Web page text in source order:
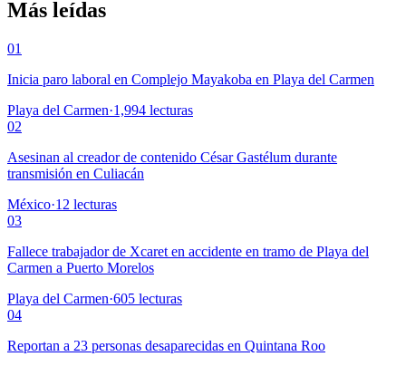
Más leídas
01
Inicia paro laboral en Complejo Mayakoba en Playa del Carmen
Playa del Carmen·1,994 lecturas
02
Asesinan al creador de contenido César Gastélum durante
transmisión en Culiacán
México·12 lecturas
03
Fallece trabajador de Xcaret en accidente en tramo de Playa del
Carmen a Puerto Morelos
Playa del Carmen·605 lecturas
04
Reportan a 23 personas desaparecidas en Quintana Roo